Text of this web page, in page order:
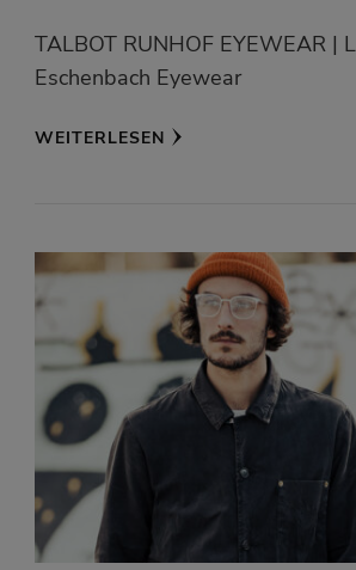
TALBOT RUNHOF EYEWEAR |
Eschenbach Eyewear
WEITERLESEN